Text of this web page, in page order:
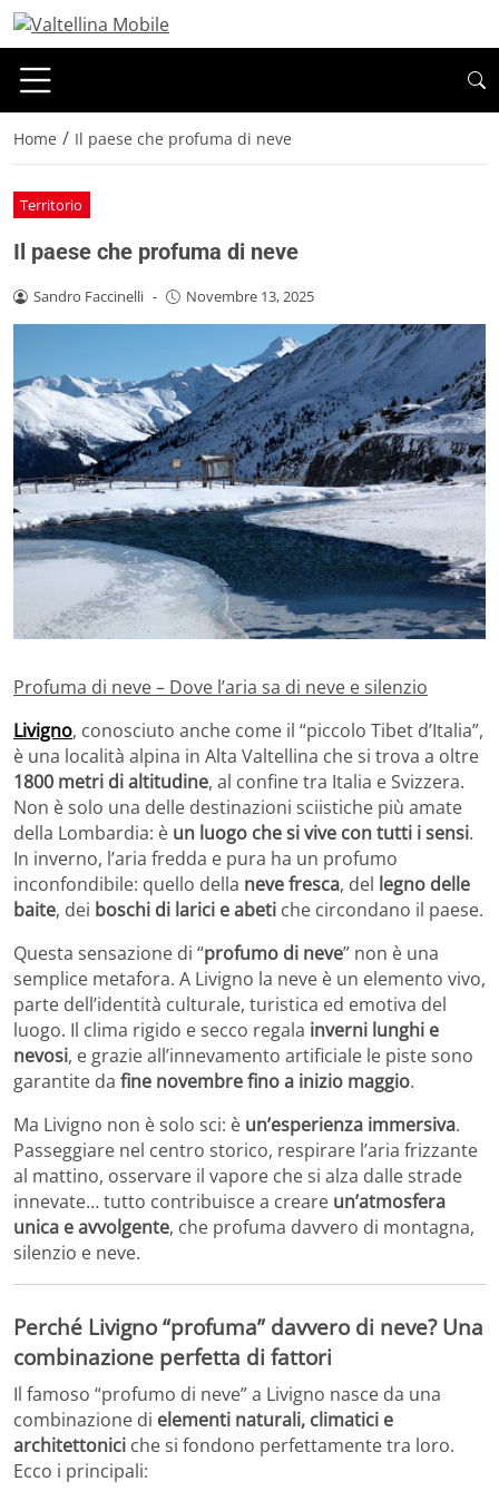
Home / Il paese che profuma di neve
Territorio
Il paese che profuma di neve
Sandro Faccinelli - Novembre 13, 2025
Profuma di neve – Dove l’aria sa di neve e silenzio
Livigno, conosciuto anche come il “piccolo Tibet d’Italia”,
è una località alpina in Alta Valtellina che si trova a oltre
1800 metri di altitudine, al confine tra Italia e Svizzera.
Non è solo una delle destinazioni sciistiche più amate
della Lombardia: è un luogo che si vive con tutti i sensi.
In inverno, l’aria fredda e pura ha un profumo
inconfondibile: quello della neve fresca, del legno delle
baite, dei boschi di larici e abeti che circondano il paese.
Questa sensazione di “profumo di neve” non è una
semplice metafora. A Livigno la neve è un elemento vivo,
parte dell’identità culturale, turistica ed emotiva del
luogo. Il clima rigido e secco regala inverni lunghi e
nevosi, e grazie all’innevamento artificiale le piste sono
garantite da fine novembre fino a inizio maggio.
Ma Livigno non è solo sci: è un’esperienza immersiva.
Passeggiare nel centro storico, respirare l’aria frizzante
al mattino, osservare il vapore che si alza dalle strade
innevate… tutto contribuisce a creare un’atmosfera
unica e avvolgente, che profuma davvero di montagna,
silenzio e neve.
Perché Livigno “profuma” davvero di neve? Una
combinazione perfetta di fattori
Il famoso “profumo di neve” a Livigno nasce da una
combinazione di elementi naturali, climatici e
architettonici che si fondono perfettamente tra loro.
Ecco i principali: